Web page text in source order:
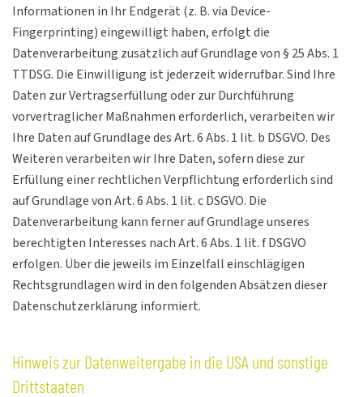
Informationen in Ihr Endgerät (z. B. via Device-
Fingerprinting) eingewilligt haben, erfolgt die
Datenverarbeitung zusätzlich auf Grundlage von § 25 Abs. 1
TTDSG. Die Einwilligung ist jederzeit widerrufbar. Sind Ihre
Daten zur Vertragserfüllung oder zur Durchführung
vorvertraglicher Maßnahmen erforderlich, verarbeiten wir
Ihre Daten auf Grundlage des Art. 6 Abs. 1 lit. b DSGVO. Des
Weiteren verarbeiten wir Ihre Daten, sofern diese zur
Erfüllung einer rechtlichen Verpflichtung erforderlich sind
auf Grundlage von Art. 6 Abs. 1 lit. c DSGVO. Die
Datenverarbeitung kann ferner auf Grundlage unseres
berechtigten Interesses nach Art. 6 Abs. 1 lit. f DSGVO
erfolgen. Über die jeweils im Einzelfall einschlägigen
Rechtsgrundlagen wird in den folgenden Absätzen dieser
Datenschutzerklärung informiert.
Hinweis zur Datenweitergabe in die USA und sonstige
Drittstaaten